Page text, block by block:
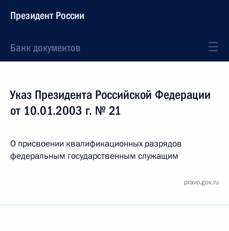
Президент России
Банк документов
Указ Президента Российской Федерации
от 10.01.2003 г. № 21
О присвоении квалификационных разрядов
федеральным государственным служащим
pravo.gov.ru